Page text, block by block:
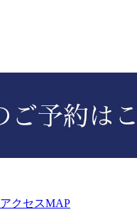
アクセスMAP